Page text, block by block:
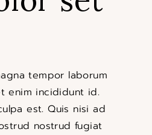
tempor laborum
enim incididunt id.
est. Quis nisi ad
nostrud fugiat